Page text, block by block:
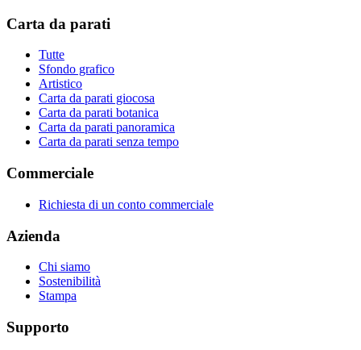
Carta da parati
Tutte
Sfondo grafico
Artistico
Carta da parati giocosa
Carta da parati botanica
Carta da parati panoramica
Carta da parati senza tempo
Commerciale
Richiesta di un conto commerciale
Azienda
Chi siamo
Sostenibilità
Stampa
Supporto